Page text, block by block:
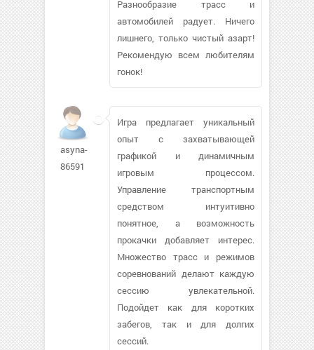
Разнообразие трасс и
автомобилей радует. Ничего
лишнего, только чистый азарт!
Рекомендую всем любителям
гонок!
asyna-
86591
Игра предлагает уникальный
опыт с захватывающей
графикой и динамичным
игровым процессом.
Управление транспортным
средством интуитивно
понятное, а возможность
прокачки добавляет интерес.
Множество трасс и режимов
соревнований делают каждую
сессию увлекательной.
Подойдет как для коротких
забегов, так и для долгих
сессий.